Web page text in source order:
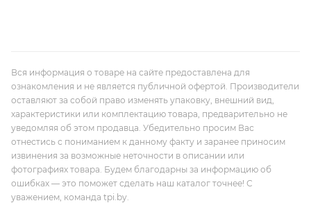
Вся информация о товаре на сайте предоставлена для
ознакомления и не является публичной офертой. Производители
оставляют за собой право изменять упаковку, внешний вид,
характеристики или комплектацию товара, предварительно не
уведомляя об этом продавца. Убедительно просим Вас
отнестись с пониманием к данному факту и заранее приносим
извинения за возможные неточности в описании или
фотографиях товара. Будем благодарны за информацию об
ошибках — это поможет сделать наш каталог точнее! С
уважением, команда tpi.by.